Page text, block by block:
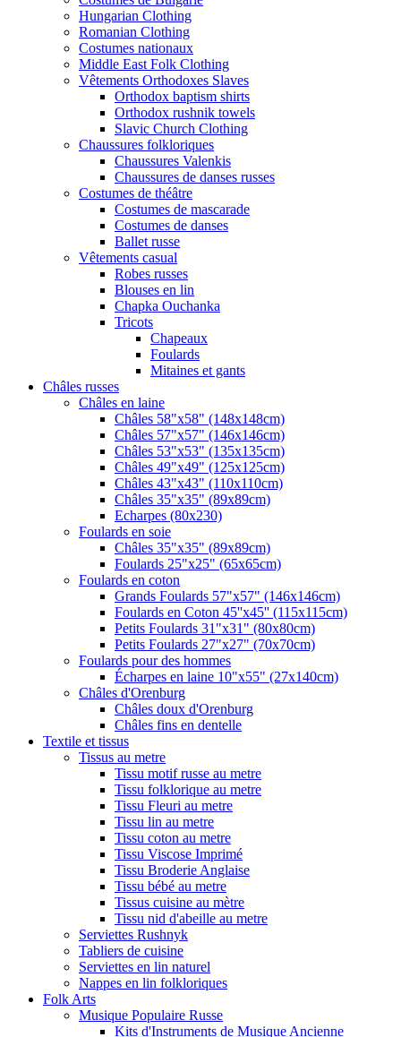
Hungarian Clothing
Romanian Clothing
Costumes nationaux
Middle East Folk Clothing
Vêtements Orthodoxes Slaves
Orthodox baptism shirts
Orthodox rushnik towels
Slavic Church Clothing
Chaussures folkloriques
Chaussures Valenkis
Chaussures de danses russes
Costumes de théâtre
Costumes de mascarade
Costumes de danses
Ballet russe
Vêtements casual
Robes russes
Blouses en lin
Chapka Ouchanka
Tricots
Chapeaux
Foulards
Mitaines et gants
Châles russes
Châles en laine
Châles 58"x58" (148x148cm)
Châles 57"x57" (146x146cm)
Châles 53"x53" (135x135cm)
Châles 49"x49" (125x125cm)
Châles 43"x43" (110x110cm)
Châles 35"x35" (89x89cm)
Echarpes (80х230)
Foulards en soie
Châles 35"x35" (89x89cm)
Foulards 25"x25" (65x65cm)
Foulards en coton
Grands Foulards 57"x57" (146x146cm)
Foulards en Coton 45''x45'' (115x115cm)
Petits Foulards 31"x31" (80x80cm)
Petits Foulards 27"x27" (70x70cm)
Foulards pour des hommes
Écharpes en laine 10"x55" (27x140cm)
Châles d'Orenburg
Châles doux d'Orenburg
Châles fins en dentelle
Textile et tissus
Tissus au metre
Tissu motif russe au metre
Tissu folklorique au metre
Tissu Fleuri au metre
Tissu lin au metre
Tissu coton au metre
Tissu Viscose Imprimé
Tissu Broderie Anglaise
Tissu bébé au metre
Tissus cuisine au mètre
Tissu nid d'abeille au metre
Serviettes Rushnyk
Tabliers de cuisine
Serviettes en lin naturel
Nappes en lin folkloriques
Folk Arts
Musique Populaire Russe
Kits d'Instruments de Musique Ancienne